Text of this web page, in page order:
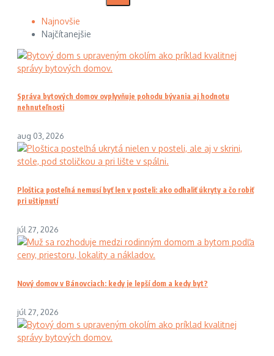
Najnovšie
Najčítanejšie
Správa bytových domov ovplyvňuje pohodu bývania aj hodnotu
nehnuteľnosti
aug 03, 2026
Ploštica posteľná nemusí byť len v posteli: ako odhaliť úkryty a čo robiť
pri uštipnutí
júl 27, 2026
Nový domov v Bánovciach: kedy je lepší dom a kedy byt?
júl 27, 2026